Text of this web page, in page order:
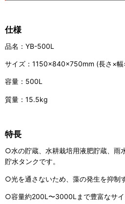
仕様
品名：YB-500L
サイズ：1150×840×750mm (長さ×幅
容量：500L
質量：15.5kg
特長
○水の貯蔵、水耕栽培用液肥貯蔵、雨
貯水タンクです。
○光を通さないため、藻の発生を抑制
○容量約200L〜3000Lまで豊富なサイ